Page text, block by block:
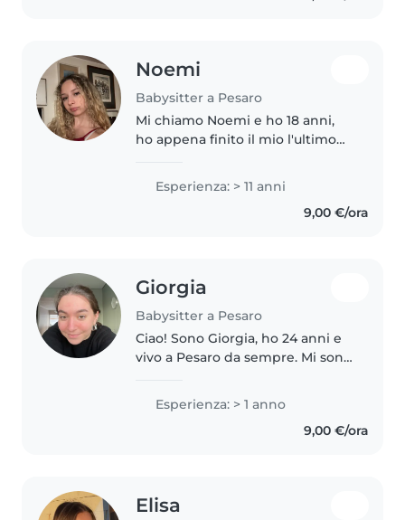
Noemi
Babysitter a Pesaro
Mi chiamo Noemi e ho 18 anni,
ho appena finito il mio l'ultimo
Pesaro. Questo mi ha offerto
l'opportunità di studiare anche lo
Esperienza: > 11 anni
9,00 €/ora
Giorgia
Babysitter a Pesaro
Ciao! Sono Giorgia, ho 24 anni e
vivo a Pesaro da sempre. Mi sono
Mamiani di Pesaro nel 2021 e, a
settembre dello stesso anno, ho
Esperienza: > 1 anno
9,00 €/ora
Elisa